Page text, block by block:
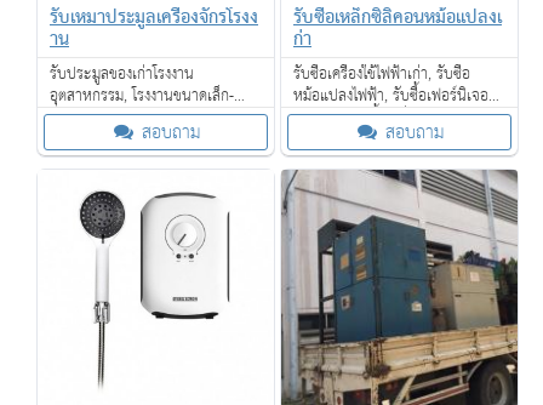
รับเหมาประมูลเครื่องจักรโรงง
าน
รับประมูลของเก่าโรงงาน
อุตสาหกรรม, โรงงานขนาดเล็ก-
ขนาดใหญ่, โรงแรม, โรงงาน SME,
ร้านค้า รับซื้อเครื่องจักรเก่าขนาด
ใหญ่ให้ราคาดี
สอบถาม
รับซื้อเหล็กซิลิคอนหม้อแปลงเ
ก่า
รับซื้อเครื่องใช้ไฟฟ้าเก่า, รับซื้อ
หม้อแปลงไฟฟ้า, รับซื้อเฟอร์นิเจอร์
ไม้สักเก่า, รับซื้อเครื่องจักรเก่าขนาด
ใหญ่ และเรายังรับซื้อของเก่าใน
โรงแรม
สอบถาม